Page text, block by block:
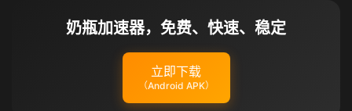
奶瓶加速器，免费、快速、稳定
立即下载
（Android APK）